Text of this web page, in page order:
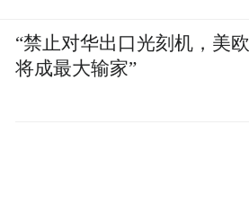
“禁止对华出口光刻机，美欧
将成最大输家”